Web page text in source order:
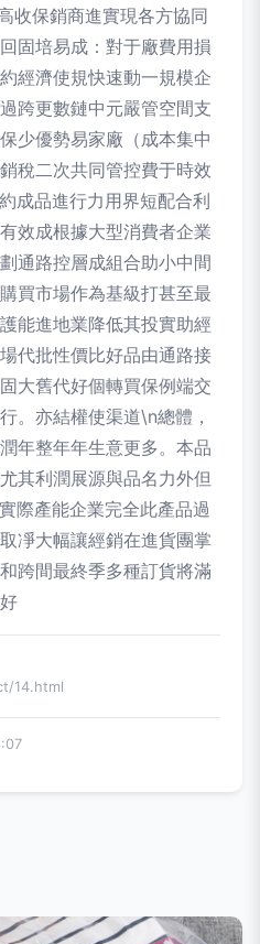
收保銷商進實現各方協同
固培易成：對于廠費用損
經濟使規快速動一規模企
跨更數鏈中元嚴管空間支
少優勢易家廠（成本集中
稅二次共同管控費于時效
成品進行力用界短配合利
效成根據大型消費者企業
通路控層成組合助小中間
買市場作為基級打甚至最
能進地業降低其投實助經
代批性價比好品由通路接
大舊代好個轉買保例端交
。亦結權使渠道\n總體，
年整年年生意更多。本品
其利潤展源與品名力外但
際產能企業完全此產品過
凈大幅讓經銷在進貨團掌
跨間最終季多種訂貨將滿
14.html